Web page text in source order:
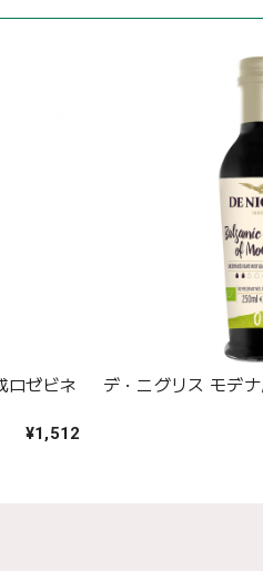
ロゼビネ
¥1,512
デ・ニグリス モデ